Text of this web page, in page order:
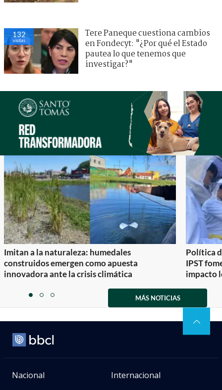
132
visitas
Tere Paneque cuestiona cambios
en Fondecyt: "¿Por qué el Estado
pautea lo que tenemos que
investigar?"
Imitan a la naturaleza: humedales
construidos emergen como apuesta
innovadora ante la crisis climática
Política
IPST
impacto
itemitemitem
3
MÁS NOTICIAS
Nacional Internacional